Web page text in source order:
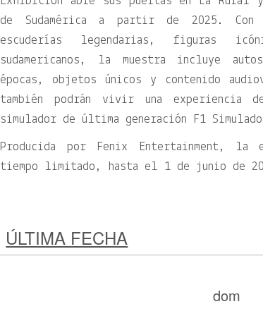
de Sudamérica a partir de 2025. Con
escuderías legendarias, figuras
sudamericanos, la muestra incluye
épocas, objetos únicos y contenido
también podrán vivir una experiencia
simulador de última generación F1
Producida por Fenix Entertainment,
tiempo limitado, hasta el 1 de junio de
ÚLTIMA FECHA
dom